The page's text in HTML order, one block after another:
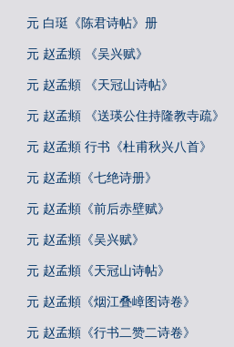
元 白珽《陈君诗帖》册
元 赵孟頫 《吴兴赋》
元 赵孟頫 《天冠山诗帖》
元 赵孟頫 《送瑛公住持隆教寺疏》
元 赵孟頫 行书《杜甫秋兴八首》
元 赵孟頫《七绝诗册》
元 赵孟頫《前后赤壁赋》
元 赵孟頫《吴兴赋》
元 赵孟頫《天冠山诗帖》
元 赵孟頫《烟江叠嶂图诗卷》
元 赵孟頫《行书二赞二诗卷》